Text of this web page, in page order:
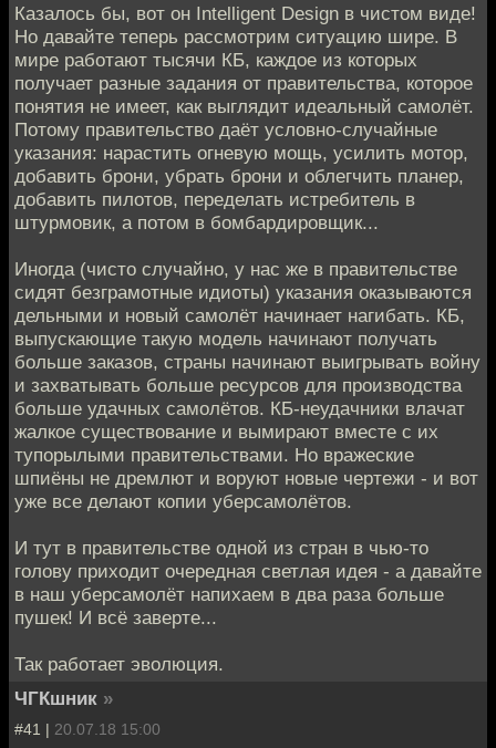
Казалось бы, вот он Intelligent Design в чистом виде!
Но давайте теперь рассмотрим ситуацию шире. В
мире работают тысячи КБ, каждое из которых
получает разные задания от правительства, которое
понятия не имеет, как выглядит идеальный самолёт.
Потому правительство даёт условно-случайные
указания: нарастить огневую мощь, усилить мотор,
добавить брони, убрать брони и облегчить планер,
добавить пилотов, переделать истребитель в
штурмовик, а потом в бомбардировщик...
Иногда (чисто случайно, у нас же в правительстве
сидят безграмотные идиоты) указания оказываются
дельными и новый самолёт начинает нагибать. КБ,
выпускающие такую модель начинают получать
больше заказов, страны начинают выигрывать войну
и захватывать больше ресурсов для производства
больше удачных самолётов. КБ-неудачники влачат
жалкое существование и вымирают вместе с их
тупорылыми правительствами. Но вражеские
шпиёны не дремлют и воруют новые чертежи - и вот
уже все делают копии уберсамолётов.
И тут в правительстве одной из стран в чью-то
голову приходит очередная светлая идея - а давайте
в наш уберсамолёт напихаем в два раза больше
пушек! И всё заверте...
Так работает эволюция.
ЧГКшник »
#41 | 20.07.18 15:00